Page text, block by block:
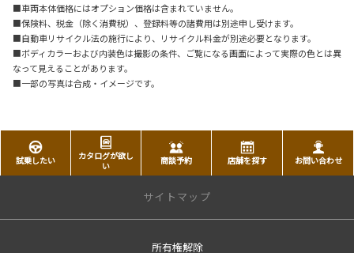
■車両本体価格にはオプション価格は含まれていません。
■保険料、税金（除く消費税）、登録料等の諸費用は別途申し受けます。
■自動車リサイクル法の施行により、リサイクル料金が別途必要となります。
■ボディカラーおよび内装色は撮影の条件、ご覧になる画面によって実際の色とは異
なって見えることがあります。
■一部の写真は合成・イメージです。
試乗したい
カタログが欲し
い
商談予約 店舗を探す お問い合わせ
サイトマップ
所有権解除